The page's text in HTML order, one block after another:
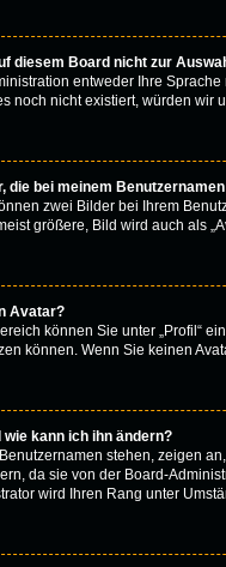
diesem Board nicht zur
entweder Ihre
noch nicht existiert, würden wir
die bei meinem
zwei Bilder bei Ihrem
größere, Bild wird auch als
Avatar?
können Sie unter „Profil“
können. Wenn Sie keinen
kann ich ihn ändern?
stehen, zeigen
da sie von der Board-
wird Ihren Rang unter